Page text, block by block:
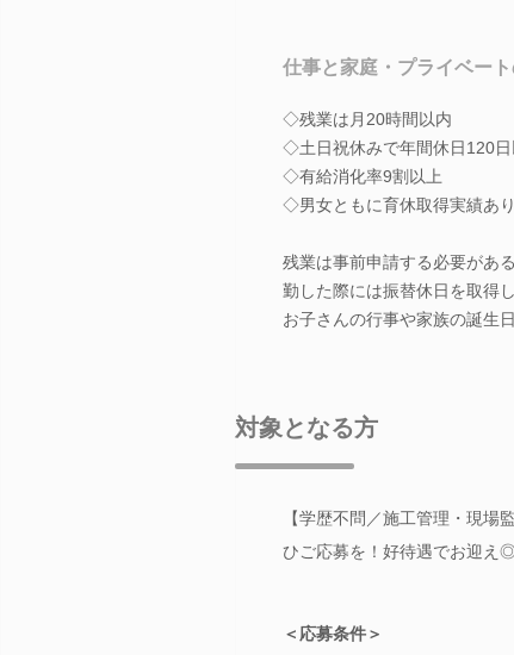
仕事と家庭・プライベー
◇残業は月20時間以内
◇土日祝休みで年間休日120日
◇有給消化率9割以上
◇男女ともに育休取得実績あ
残業は事前申請する必要があ
勤した際には振替休日を取得
お子さんの行事や家族の誕生
対象となる方
【学歴不問／施工管理・現
ひご応募を！好待遇でお迎え
＜応募条件＞